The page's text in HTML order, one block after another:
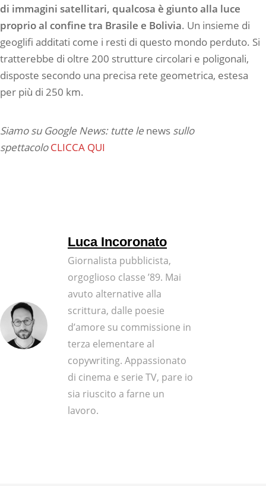
di immagini satellitari, qualcosa è giunto alla luce
proprio al confine tra Brasile e Bolivia. Un insieme di
geoglifi additati come i resti di questo mondo perduto. Si
tratterebbe di oltre 200 strutture circolari e poligonali,
disposte secondo una precisa rete geometrica, estesa
per più di 250 km.
Siamo su Google News: tutte le news sullo
spettacoloCLICCA QUI
Luca Incoronato
Giornalista pubblicista,
orgoglioso classe ’89. Mai
avuto alternative alla
scrittura, dalle poesie
d’amore su commissione in
terza elementare al
copywriting. Appassionato
di cinema e serie TV, pare io
sia riuscito a farne un
lavoro.